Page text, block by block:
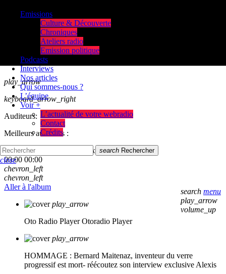
play_arrow
keyboard_arrow_right
Auditeurs:
Meilleurs auditeurs :
skip_previous
skip_next
00:00 00:00
chevron_left
chevron_left
Aller à l'album
play_arrow
Oto Radio Player Otoradio Player
play_arrow
HOMMAGE : Bernard Maitenaz, inventeur du verre
progressif est mort- réécoutez son interview exclusive Alexis
Emissions
Culture & Découverte
Chroniques
Ateliers radio
Emission politique
Podcasts
Interviews
Nos articles
Qui sommes-nous ?
L’équipe
Voir +
L’actualité de votre webradio
Contact
Crédits
search menu
play_arrow
volume_up
search Rechercher
close